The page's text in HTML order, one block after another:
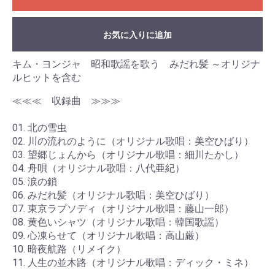
お気に入りに追加
キム・ヨンジャ 昭和歌謡を歌う みだれ髪 ～オリジナ
ルヒットを含む
≪≪≪ 収録曲 ≫≫≫
01. 北の雪虫
02. 川の流れのように（オリジナル歌唱：美空ひばり）
03. 望郷じょんから（オリジナル歌唱：細川たかし）
04. 舟唄（オリジナル歌唱：八代亜紀）
05. 涙の鎖
06. みだれ髪（オリジナル歌唱：美空ひばり）
07. 東京ラプソディ（オリジナル歌唱：藤山一郎）
08. 黄色いシャツ（オリジナル歌唱：韓国歌謡）
09. 心凍らせて（オリジナル歌唱：高山厳）
10. 暗夜航路（リメイク）
11. 人生の並木路（オリジナル歌唱：ディック・ミネ）